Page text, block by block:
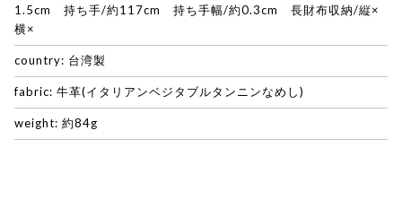
1.5cm 持ち手/約117cm 持ち手幅/約0.3cm 長財布収納/縦×
横×
country: 台湾製
fabric: 牛革(イタリアンベジタブルタンニンなめし)
weight: 約84g